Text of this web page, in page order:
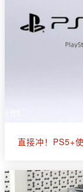
直接冲！PS5+